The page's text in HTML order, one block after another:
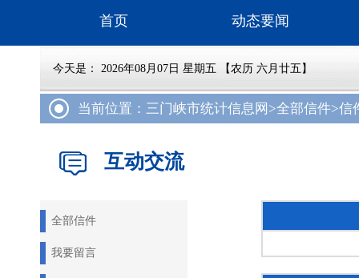
首页 动态要闻
今天是： 2026年08月07日 星期五 【农历 六月廿五】
当前位置：三门峡市统计信息网 >全部信件>信
互动交流
全部信件
我要留言